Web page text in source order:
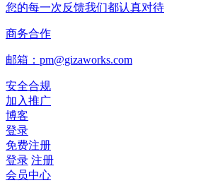
您的每一次反馈我们都认真对待
商务合作
邮箱：pm@gizaworks.com
安全合规
加入推广
博客
登录
免费注册
登录 注册
会员中心